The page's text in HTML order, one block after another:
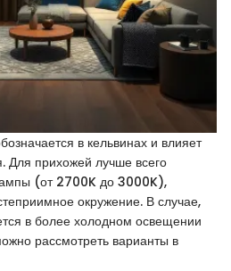
в кельвинах и влияет
прихожей лучше всего
(от 2700K до 3000K),
окружение. В случае,
в более холодном освещении
рассмотреть варианты в